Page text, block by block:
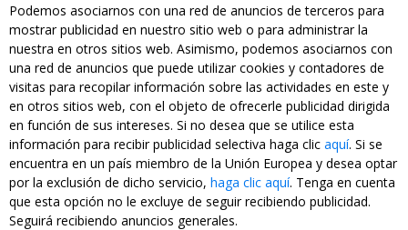
Podemos asociarnos con una red de anuncios de terceros para
mostrar publicidad en nuestro sitio web o para administrar la
nuestra en otros sitios web. Asimismo, podemos asociarnos con
una red de anuncios que puede utilizar cookies y contadores de
visitas para recopilar información sobre las actividades en este y
en otros sitios web, con el objeto de ofrecerle publicidad dirigida
en función de sus intereses. Si no desea que se utilice esta
información para recibir publicidad selectiva haga clic aquí. Si se
encuentra en un país miembro de la Unión Europea y desea optar
por la exclusión de dicho servicio, haga clic aquí. Tenga en cuenta
que esta opción no le excluye de seguir recibiendo publicidad.
Seguirá recibiendo anuncios generales.